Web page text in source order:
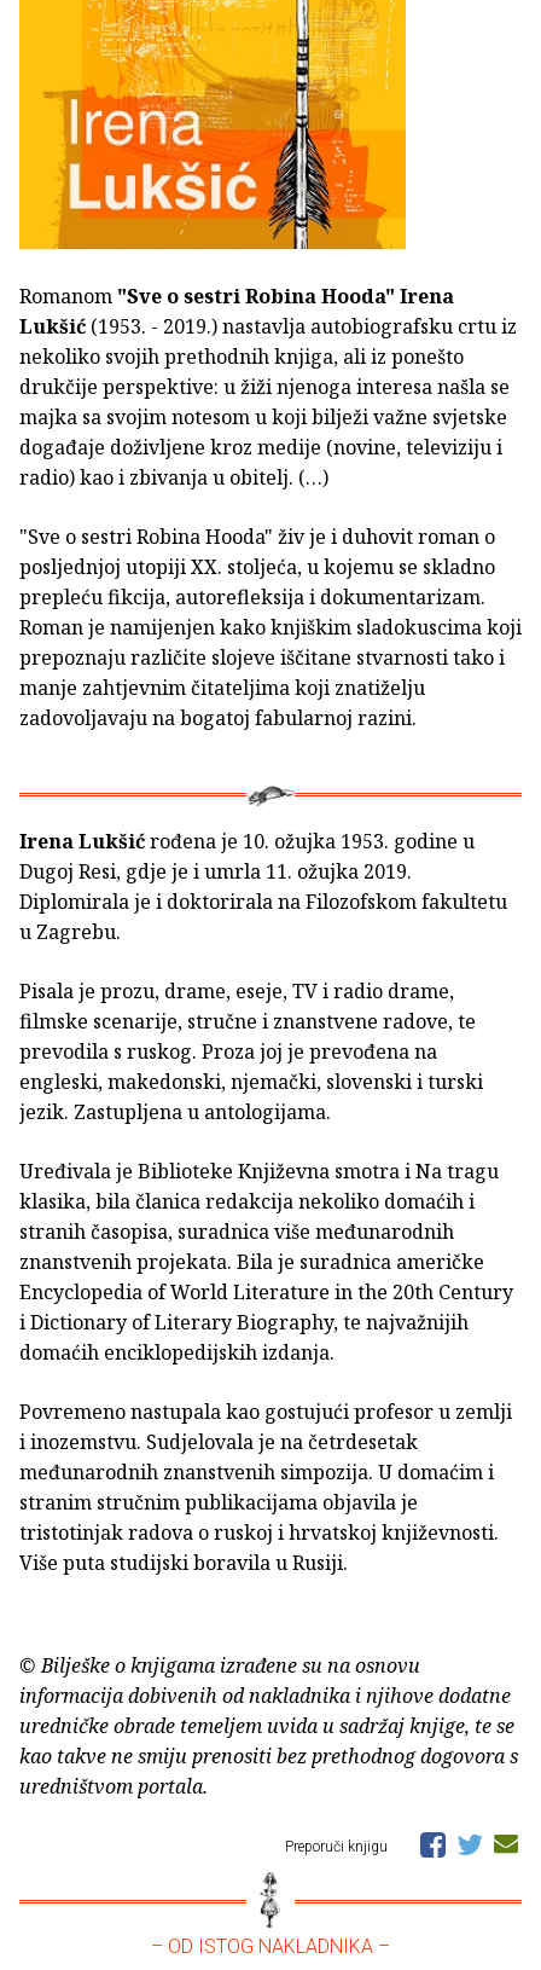
Romanom "Sve o sestri Robina Hooda" Irena
Lukšić (1953. - 2019.) nastavlja autobiografsku crtu iz
nekoliko svojih prethodnih knjiga, ali iz ponešto
drukčije perspektive: u žiži njenoga interesa našla se
majka sa svojim notesom u koji bilježi važne svjetske
događaje doživljene kroz medije (novine, televiziju i
radio) kao i zbivanja u obitelj. (…)
"Sve o sestri Robina Hooda" živ je i duhovit roman o
posljednjoj utopiji XX. stoljeća, u kojemu se skladno
prepleću fikcija, autorefleksija i dokumentarizam.
Roman je namijenjen kako knjiškim sladokuscima koji
prepoznaju različite slojeve iščitane stvarnosti tako i
manje zahtjevnim čitateljima koji znatiželju
zadovoljavaju na bogatoj fabularnoj razini.
Irena Lukšićrođena je 10. ožujka 1953. godine u
Dugoj Resi, gdje je i umrla 11. ožujka 2019.
Diplomirala je i doktorirala na Filozofskom fakultetu
u Zagrebu.
Pisala je prozu, drame, eseje, TV i radio drame,
filmske scenarije, stručne i znanstvene radove, te
prevodila s ruskog. Proza joj je prevođena na
engleski, makedonski, njemački, slovenski i turski
jezik. Zastupljena u antologijama.
Uređivala je Biblioteke Književna smotra i Na tragu
klasika, bila članica redakcija nekoliko domaćih i
stranih časopisa, suradnica više međunarodnih
znanstvenih projekata. Bila je suradnica američke
Encyclopedia of World Literature in the 20th Century
i Dictionary of Literary Biography, te najvažnijih
domaćih enciklopedijskih izdanja.
Povremeno nastupala kao gostujući profesor u zemlji
i inozemstvu. Sudjelovala je na četrdesetak
međunarodnih znanstvenih simpozija. U domaćim i
stranim stručnim publikacijama objavila je
tristotinjak radova o ruskoj i hrvatskoj književnosti.
Više puta studijski boravila u Rusiji.
© Bilješke o knjigama izrađene su na osnovu
informacija dobivenih od nakladnika i njihove dodatne
uredničke obrade temeljem uvida u sadržaj knjige, te se
kao takve ne smiju prenositi bez prethodnog dogovora s
uredništvom portala.
Preporuči knjigu
– OD ISTOG NAKLADNIKA –